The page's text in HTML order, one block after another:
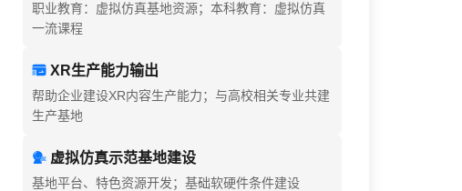
职业教育：虚拟仿真基地资源；本科教育：虚拟仿真
一流课程
XR生产能力输出
帮助企业建设XR内容生产能力；与高校相关专业共建
生产基地
虚拟仿真示范基地建设
基地平台、特色资源开发；基础软硬件条件建设